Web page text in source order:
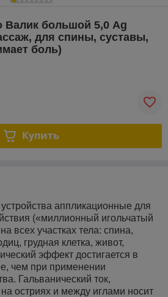
Валик большой 5,0 Ag
для спины, суставы,
боль)
Купить
аппликационные для
(«миллионный игольчатый
всех участках тела: спина,
грудная клетка, живот,
эффект достигается в
чем при применении
Гальванический ток,
остриях и между иглами носит